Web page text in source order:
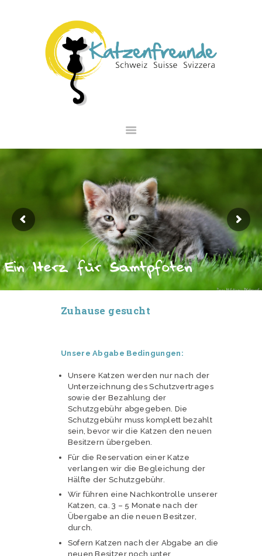
NEWS
VERMITTLUNG
INTERESSANTES
SHOP
Ein Herz für Samtpfoten
Zuhause gesucht
Unsere Abgabe Bedingungen:
Unsere Katzen werden nur nach der
Unterzeichnung des Schutzvertrages
sowie der Bezahlung der
Schutzgebühr abgegeben. Die
Schutzgebühr muss komplett bezahlt
sein, bevor wir die Katzen den neuen
Besitzern übergeben.
Für die Reservation einer Katze
verlangen wir die Begleichung der
Hälfte der Schutzgebühr.
Wir führen eine Nachkontrolle unserer
Katzen, ca. 3 – 5 Monate nach der
Übergabe an die neuen Besitzer,
durch.
Sofern Katzen nach der Abgabe an die
neuen Besitzer noch unter